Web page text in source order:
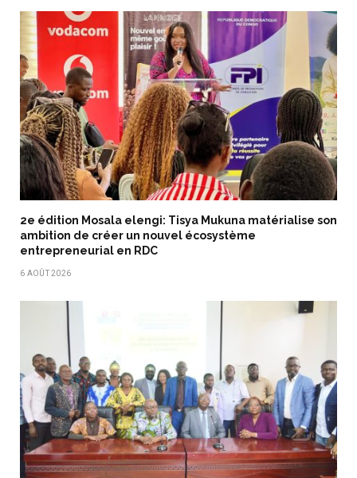
2e édition Mosala elengi: Tisya Mukuna matérialise son
ambition de créer un nouvel écosystème
entrepreneurial en RDC
6 AOÛT 2026